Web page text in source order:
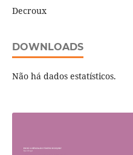
Decroux
DOWNLOADS
Não há dados estatísticos.